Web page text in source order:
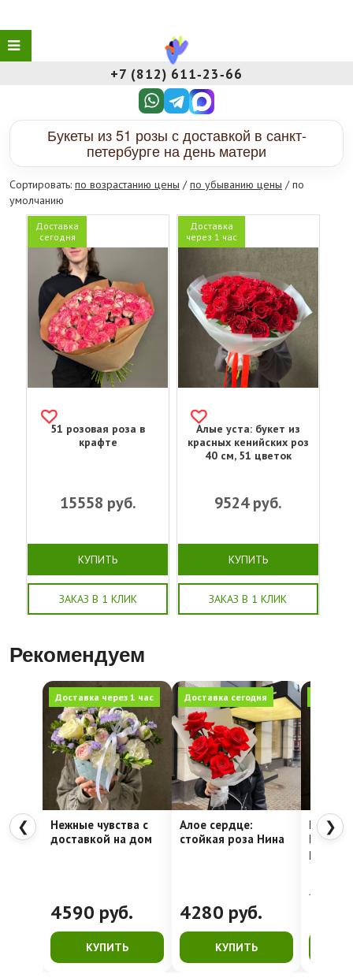
+7 (812) 611‑23‑66
Букеты из 51 розы с доставкой в санкт-
петербурге на день матери
Сортировать: по возрастанию цены /по убыванию цены / по
умолчанию
Доставка
сегодня
51 розовая роза в
крафте
15558 руб.
КУПИТЬ
ЗАКАЗ В 1 КЛИК
Доставка
через 1 час
Алые уста: букет из
красных кенийских роз
40 см, 51 цветок
9524руб.
КУПИТЬ
ЗАКАЗ В 1 КЛИК
Рекомендуем
❮
Доставка через 1 час
Нежные чувства с
доставкой на дом
4590 руб.
КУПИТЬ
Доставка сегодня
Алое сердце:
стойкая роза Нина
4280 руб.
КУПИТЬ
Недели
4762
❯